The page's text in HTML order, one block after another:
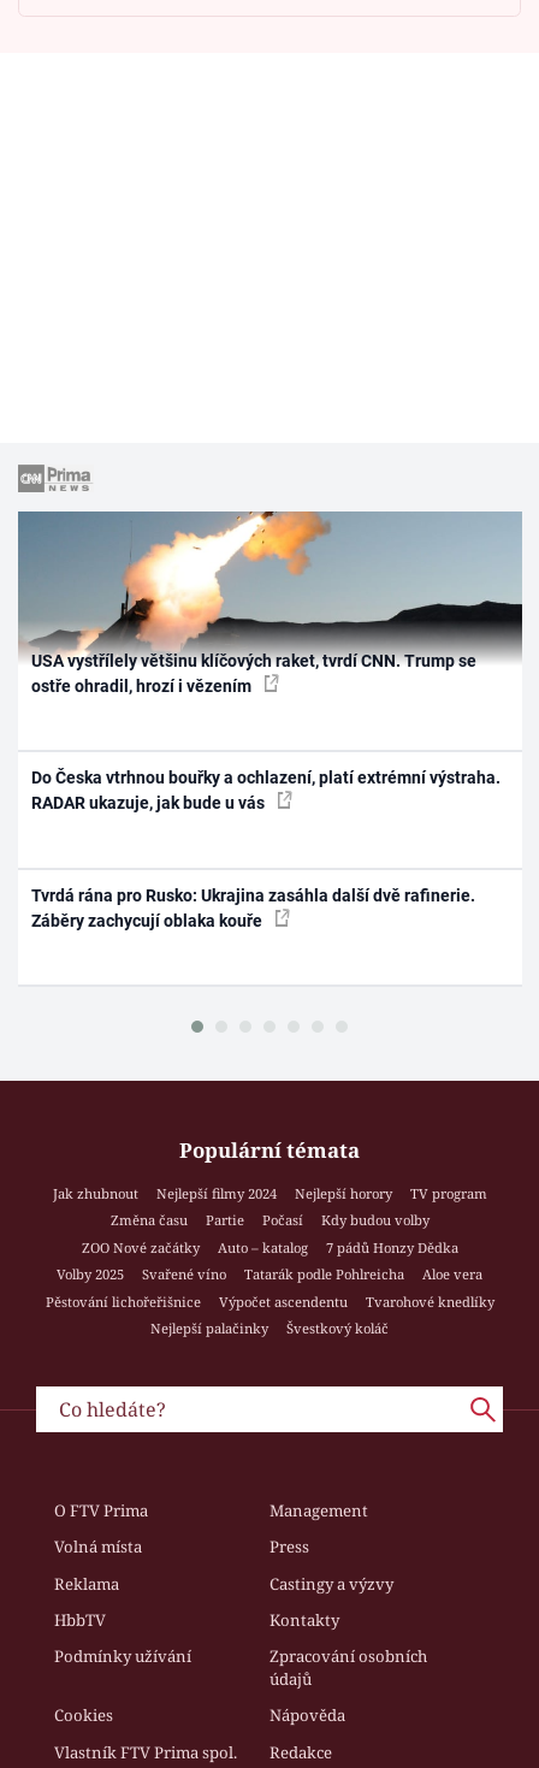
USA vystřílely většinu klíčových raket, tvrdí CNN. Trump se
ostře ohradil, hrozí i vězením
Do Česka vtrhnou bouřky a ochlazení, platí extrémní výstraha.
RADAR ukazuje, jak bude u vás
Tvrdá rána pro Rusko: Ukrajina zasáhla další dvě rafinerie.
Záběry zachycují oblaka kouře
Populární témata
Jak zhubnout Nejlepší filmy 2024 Nejlepší horory
TV program
Změna času
Partie Počasí
Kdy budou volby
ZOO Nové začátky
Auto – katalog
7 pádů Honzy Dědka
Volby 2025
Svařené víno Tatarák podle Pohlreicha
Aloe vera
Pěstování lichořeřišnice
Výpočet ascendentu
Tvarohové knedlíky
Nejlepší palačinky
Švestkový koláč
O FTV Prima
Management
Volná místa
Press
Reklama
Castingy a výzvy
HbbTV
Kontakty
Podmínky užívání
Zpracování osobních
údajů
Cookies
Nápověda
Vlastník FTV Prima spol.
Redakce